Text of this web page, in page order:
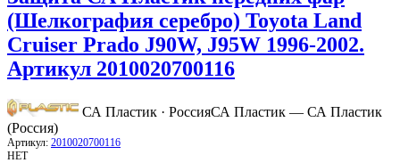
(Шелкография серебро) Toyota Land
Cruiser Prado J90W, J95W 1996-2002.
Артикул 2010020700116
СА Пластик · РоссияСА Пластик — СА Пластик
(Россия)
Артикул: 2010020700116
НЕТ